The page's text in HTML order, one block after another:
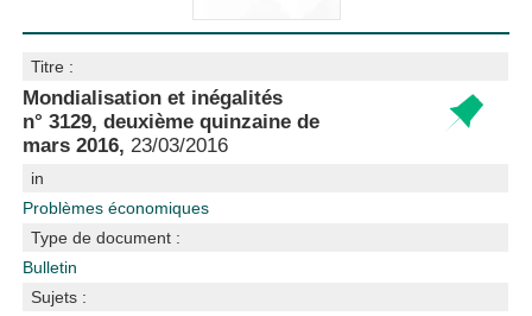
Titre :
Mondialisation et inégalités
n° 3129, deuxième quinzaine de
mars 2016, 23/03/2016
in
Problèmes économiques
Type de document :
Bulletin
Sujets :